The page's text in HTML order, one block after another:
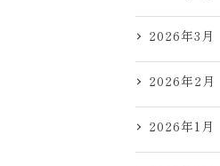
2026年3月
2026年2月
2026年1月